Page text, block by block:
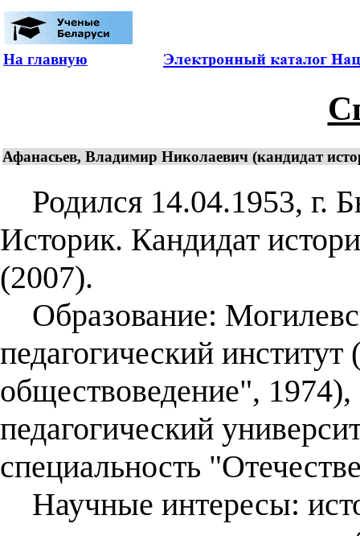
На главную
Афанасьев, Владимир Николаевич (кандидат
Родился 14.04.1953, г.
Историк. Кандидат
(2007).
Образование:
педагогический
обществоведение",
педагогический
специальность
Научные интересы: